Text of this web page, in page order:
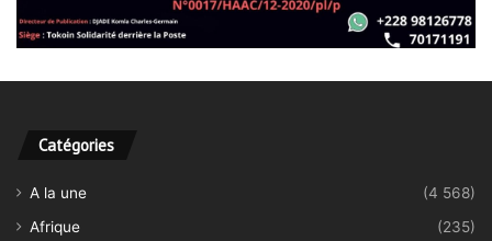
Catégories
A la une
(4 568)
Afrique
(235)